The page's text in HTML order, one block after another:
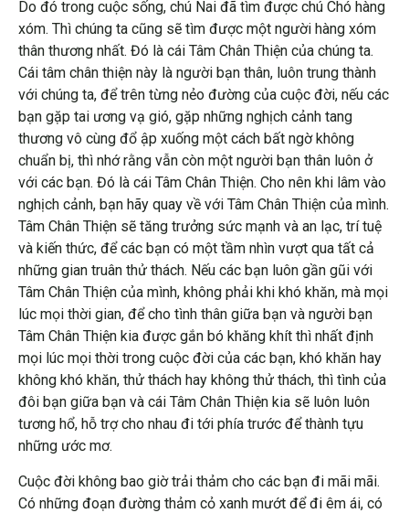
Do đó trong cuộc sống, chú Nai đã tìm được chú Chó hàng
xóm. Thì chúng ta cũng sẽ tìm được một người hàng xóm
thân thương nhất. Đó là cái Tâm Chân Thiện của chúng ta.
Cái tâm chân thiện này là người bạn thân, luôn trung thành
với chúng ta, để trên từng nẻo đường của cuộc đời, nếu các
bạn gặp tai ương vạ gió, gặp những nghịch cảnh tang
thương vô cùng đổ ập xuống một cách bất ngờ không
chuẩn bị, thì nhớ rằng vẫn còn một người bạn thân luôn ở
với các bạn. Đó là cái Tâm Chân Thiện. Cho nên khi lâm vào
nghịch cảnh, bạn hãy quay về với Tâm Chân Thiện của mình.
Tâm Chân Thiện sẽ tăng trưởng sức mạnh và an lạc, trí tuệ
và kiến thức, để các bạn có một tầm nhìn vượt qua tất cả
những gian truân thử thách. Nếu các bạn luôn gần gũi với
Tâm Chân Thiện của mình, không phải khi khó khăn, mà mọi
lúc mọi thời gian, để cho tình thân giữa bạn và người bạn
Tâm Chân Thiện kia được gắn bó khăng khít thì nhất định
mọi lúc mọi thời trong cuộc đời của các bạn, khó khăn hay
không khó khăn, thử thách hay không thử thách, thì tình của
đôi bạn giữa bạn và cái Tâm Chân Thiện kia sẽ luôn luôn
tương hổ, hỗ trợ cho nhau đi tới phía trước để thành tựu
những ước mơ.
Cuộc đời không bao giờ trải thảm cho các bạn đi mãi mãi.
Có những đoạn đường thảm cỏ xanh mướt để đi êm ái, có